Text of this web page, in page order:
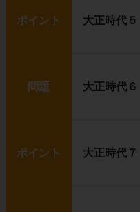
ポイント 大正時代５
問題 大正時代
ポイント 大正時代７